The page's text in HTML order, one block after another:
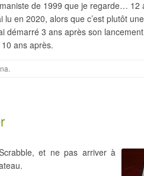
de 1999 que je regarde… 12
lu en 2020, alors que c’est plutôt
démarré 3 ans après son
ans après.
.
et ne pas arriver à